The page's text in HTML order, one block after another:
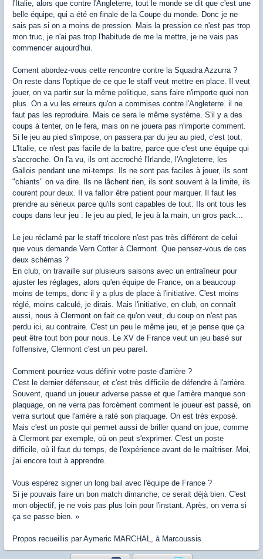
l'Italie, alors que contre l'Angleterre, tout le monde se dit que c'est une
belle équipe, qui a été en finale de la Coupe du monde. Donc je ne
sais pas si on a moins de pression. Mais la pression ce n'est pas trop
mon truc, je n'ai pas trop l'habitude de me la mettre, je ne vais pas
commencer aujourd'hui.
Coment abordez-vous cette rencontre contre la Squadra Azzurra ?
On reste dans l'optique de ce que le staff veut mettre en place. Il veut
jouer, on va partir sur la même politique, sans faire n'importe quoi non
plus. On a vu les erreurs qu'on a commises contre l'Angleterre. il ne
faut pas les reproduire. Mais ce sera le même système. S'il y a des
coups à tenter, on le fera, mais on ne jouera pas n'importe comment.
Si le jeu au pied s'impose, on passera par du jeu au pied, c'est tout.
L'Italie, ce n'est pas facile de la battre, parce que c'est une équipe qui
s'accroche. On l'a vu, ils ont accroché l'Irlande, l'Angleterre, les
Gallois pendant une mi-temps. Ils ne sont pas faciles à jouer, ils sont
"chiants" on va dire. Ils ne lâchent rien, ils sont souvent à la limite, ils
courent pour deux. Il va falloir être patient pour marquer. Il faut les
prendre au sérieux parce qu'ils sont capables de tout. Ils ont tous les
coups dans leur jeu : le jeu au pied, le jeu à la main, un gros pack...
Le jeu réclamé par le staff tricolore n'est pas très différent de celui
que vous demande Vern Cotter à Clermont. Que pensez-vous de ces
deux schémas ?
En club, on travaille sur plusieurs saisons avec un entraîneur pour
ajuster les réglages, alors qu'en équipe de France, on a beaucoup
moins de temps, donc il y a plus de place à l'initiative. C'est moins
réglé, moins calculé, je dirais. Mais l'initiative, en club, on connaît
aussi, nous à Clermont on fait ce qu'on veut, du coup on n'est pas
perdu ici, au contraire. C'est un peu le même jeu, et je pense que ça
peut être tout bon pour nous. Le XV de France veut un jeu basé sur
l'offensive, Clermont c'est un peu pareil.
Comment pourriez-vous définir votre poste d'arrière ?
C'est le dernier défenseur, et c'est très difficile de défendre à l'arrière.
Souvent, quand un joueur adverse passe et que l'arrière manque son
plaquage, on ne verra pas forcément comment le joueur est passé, on
verra surtout que l'arrière a raté son plaquage. On est très exposé.
Mais c'est un poste qui permet aussi de briller quand on joue, comme
à Clermont par exemple, où on peut s'exprimer. C'est un poste
difficile, où il faut du temps, de l'expérience avant de le maîtriser. Moi,
j'ai encore tout à apprendre.
Vous espérez signer un long bail avec l'équipe de France ?
Si je pouvais faire un bon match dimanche, ce serait déjà bien. C'est
mon objectif, je ne vois pas plus loin pour l'instant. Après, on verra si
ça se passe bien. »
Propos recueillis par Aymeric MARCHAL, à Marcoussis